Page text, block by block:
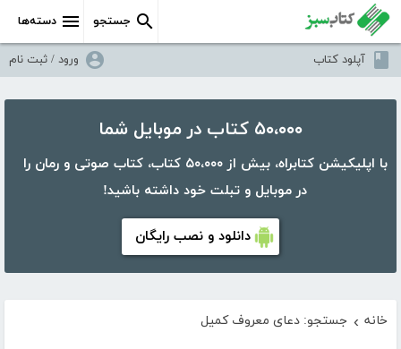
دسته‌ها جستجو
آپلود کتاب ورود / ثبت نام
۵۰،۰۰۰ کتاب در موبایل شما
با اپلیکیشن کتابراه، بیش از ۵۰،۰۰۰ کتاب، کتاب صوتی و رمان را
در موبایل و تبلت خود داشته باشید!
دانلود و نصب رایگان
خانه › جستجو: دعای معروف کمیل